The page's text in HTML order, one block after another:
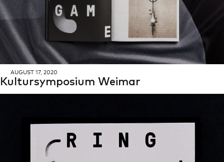
AU­GUST 17, 2020
Kul­tur­sym­po­si­um Wei­mar